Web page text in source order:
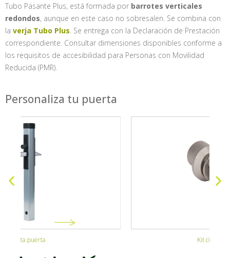
Tubo Pasante Plus, está formada por barrotes verticales
redondos, aunque en este caso no sobresalen. Se combina con
la verja Tubo Plus. Se entrega con la Declaración de Prestación
correspondiente. Consultar dimensiones disponibles conforme a
los requisitos de accesibilidad para Personas con Movilidad
Reducida (PMR).
Personaliza tu puerta